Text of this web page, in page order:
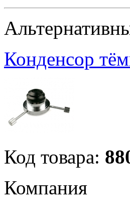
Конденсор
Код товара:
Компания